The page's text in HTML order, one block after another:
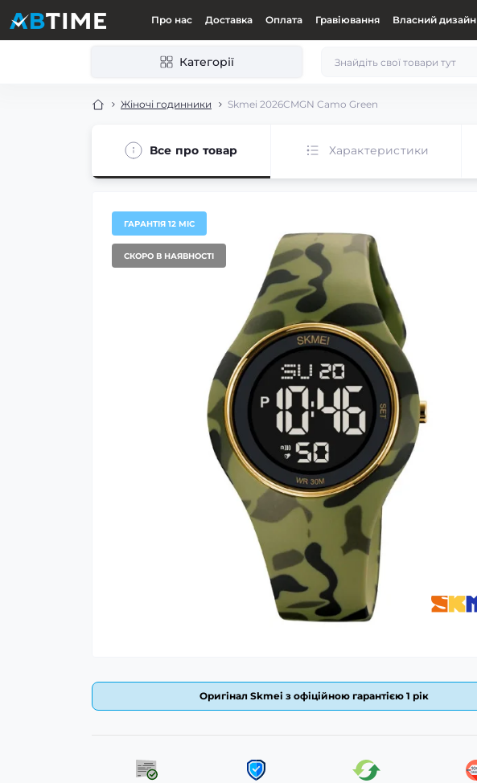
Про нас Доставка Оплата Гравіювання Власний дизайн
Категорії
Жіночі годинники Skmei 2026CMGN Camo Green
Все про товар Характеристики
ГАРАНТІЯ 12 МІС
СКОРО В НАЯВНОСТІ
Оригінал Skmei з офіційною гарантією 1 рік